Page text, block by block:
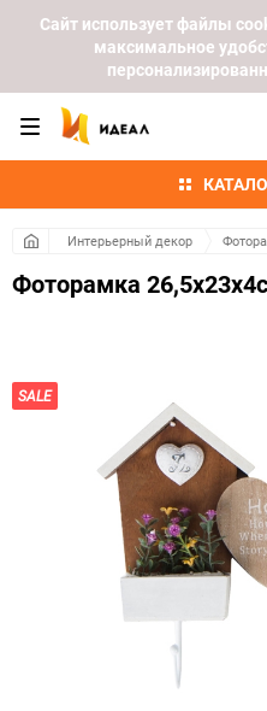
Cайт использует файлы
максимальное
Интерьерный декор
Фоторамка
SALE